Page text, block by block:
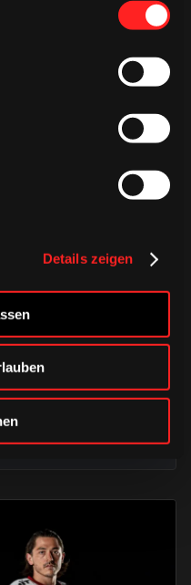
Details zeigen
Sonntag im